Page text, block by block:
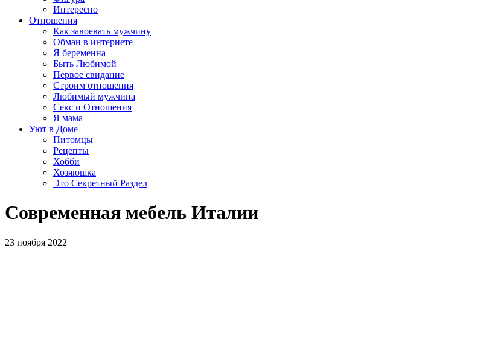
Интересно
Отношения
Как завоевать мужчину
Обман в интернете
Я беременна
Быть Любимой
Первое свидание
Строим отношения
Любимый мужчина
Секс и Отношения
Я мама
Уют в Доме
Питомцы
Рецепты
Хобби
Хозяюшка
Это Секретный Раздел
Современная мебель Италии
23 ноября 2022